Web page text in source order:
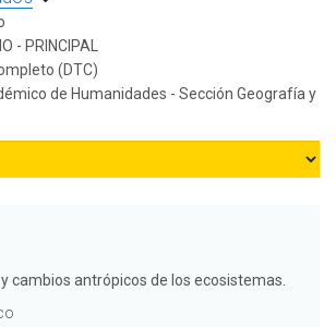
- PRINCIPAL
(DTC)
de Humanidades - Sección Geografía y
cambios antrópicos de los ecosistemas.